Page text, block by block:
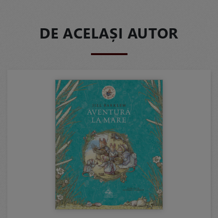
DE ACELAȘI AUTOR